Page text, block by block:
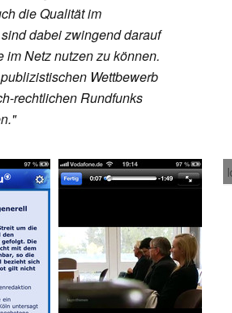
die Qualität im
dabei zwingend darauf
Netz nutzen zu können.
Wettbewerb
rechtlichen Rundfunks